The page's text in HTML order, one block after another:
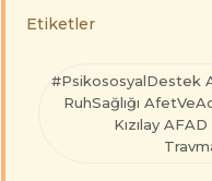
Etiketler
#PsikososyalDestek
RuhSağlığı
Kızılay